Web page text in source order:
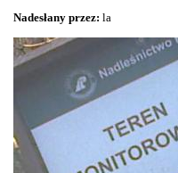
Nadesłany przez: la